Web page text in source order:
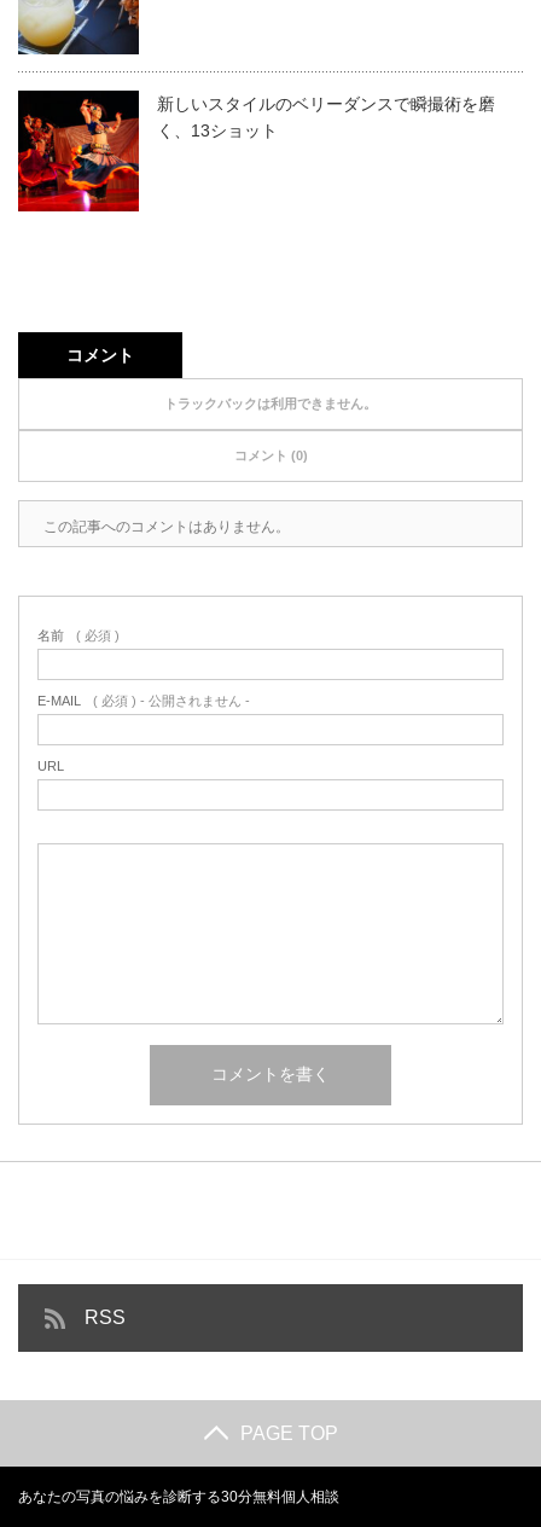
新しいスタイルのベリーダンスで瞬撮術を磨
く、13ショット
コメント
トラックバックは利用できません。
コメント (0)
この記事へのコメントはありません。
名前 ( 必須 )
E-MAIL ( 必須 ) - 公開されません -
URL
RSS
PAGE TOP
あなたの写真の悩みを診断する30分無料個人相談